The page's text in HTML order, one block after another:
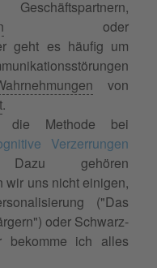
oder
geht es häufig um
von
.
die Methode bei
Verzerrungen
gehören
wir uns nicht einigen,
("Das
oder Schwarz-
bekomme ich alles